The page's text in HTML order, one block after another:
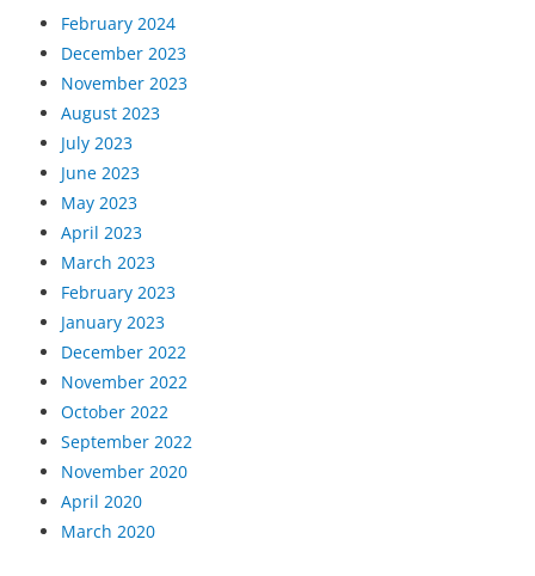
February 2024
December 2023
November 2023
August 2023
July 2023
June 2023
May 2023
April 2023
March 2023
February 2023
January 2023
December 2022
November 2022
October 2022
September 2022
November 2020
April 2020
March 2020